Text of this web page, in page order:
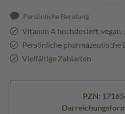
Persönliche Beratung
Vitamin A hochdosiert,
Persönliche pharmazeutische
Vielfältige Zahlarten
PZN: